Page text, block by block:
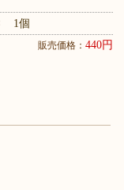
1個
販売価格： 440円